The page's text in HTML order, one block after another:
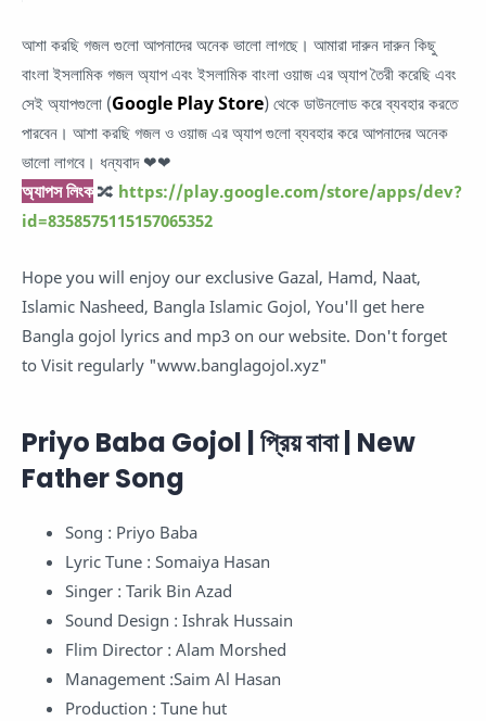
আশা করছি গজল গুলো আপনাদের অনেক ভালো লাগছে। আমারা দারুন দারুন কিছু
বাংলা ইসলামিক গজল অ্যাপ এবং ইসলামিক বাংলা ওয়াজ এর অ্যাপ তৈরী করেছি এবং
সেই অ্যাপগুলো (Google Play Store) থেকে ডাউনলোড করে ব্যবহার করতে
পারবেন। আশা করছি গজল ও ওয়াজ এর অ্যাপ গুলো ব্যবহার করে আপনাদের অনেক
ভালো লাগবে। ধন্যবাদ ❤❤
অ্যাপস লিংক 🔀 https://play.google.com/store/apps/dev?
id=8358575115157065352
Hope you will enjoy our exclusive Gazal, Hamd, Naat,
Islamic Nasheed, Bangla Islamic Gojol, You'll get here
Bangla gojol lyrics and mp3 on our website. Don't forget
to Visit regularly "www.banglagojol.xyz"
Priyo Baba Gojol | প্রিয় বাবা | New
Father Song
Song : Priyo Baba
Lyric Tune : Somaiya Hasan
Singer : Tarik Bin Azad
Sound Design : Ishrak Hussain
Flim Director : Alam Morshed
Management :Saim Al Hasan
Production : Tune hut